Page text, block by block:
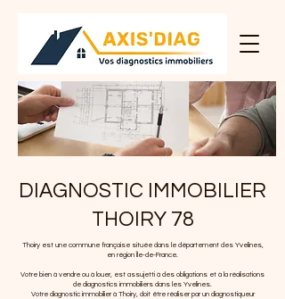
DIAGNOSTIC IMMOBILIER
THOIRY 78
Thoiry est une commune française située dans le département des Yvelines,
en région Île-de-France.
Votre bien à vendre ou à louer, est assujetti à des obligations et à la réalisations
de diagnostics immobiliers dans les Yvelines.
Votre diagnostic immobilier à Thoiry, doit être réaliser par un diagnostiqueur